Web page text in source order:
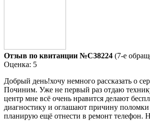
Отзыв по квитанции №C38224 (7-е
Оценка: 5
Добрый день!хочу немного рассказать о
Починим. Уже не первый раз отдаю
центр мне всё очень нравится делают
диагностику и оглашают причину поломки
планирую ещё отнести в ремонт телефон.